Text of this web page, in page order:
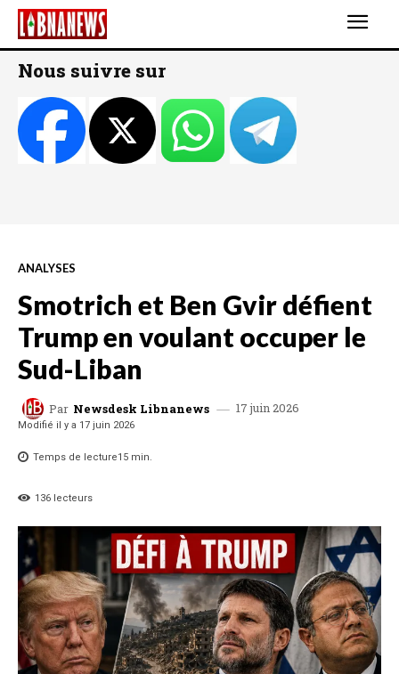
Nous suivre sur
ANALYSES
Smotrich et Ben Gvir défient
Trump en voulant occuper le
Sud-Liban
Par Newsdesk Libnanews 17 juin 2026
Modifié il y a 17 juin 2026
Temps de lecture15 min.
136 lecteurs